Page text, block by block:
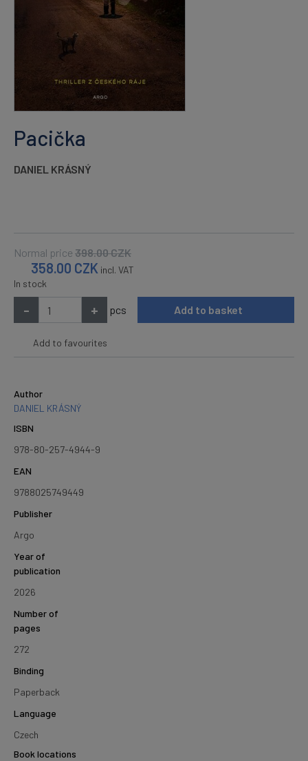
Pacička
DANIEL KRÁSNÝ
Normal price 398.00CZK
358.00 CZK incl. VAT
In stock
- + pcs Add to basket
Add to favourites
Author
DANIEL KRÁSNÝ
ISBN
978-80-257-4944-9
EAN
9788025749449
Publisher
Argo
Year of
publication
2026
Number of
pages
272
Binding
Paperback
Language
Czech
Book locations